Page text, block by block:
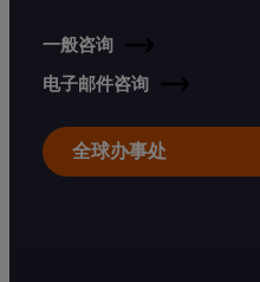
一般咨询
电子邮件咨询
全球办事处